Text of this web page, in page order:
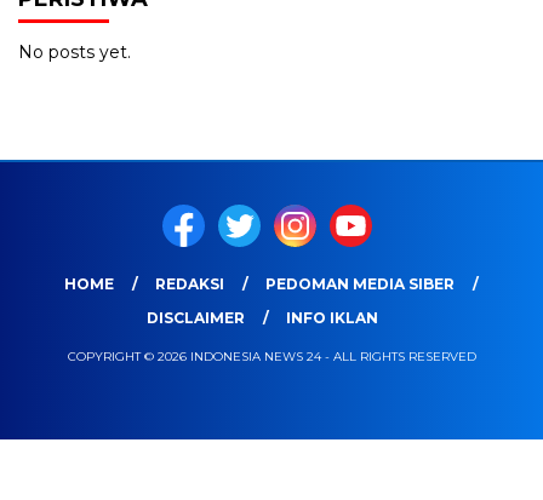
No posts yet.
HOME REDAKSI
PEDOMAN MEDIA SIBER
DISCLAIMER
INFO IKLAN
COPYRIGHT © 2026 INDONESIA NEWS 24 - ALL RIGHTS RESERVED